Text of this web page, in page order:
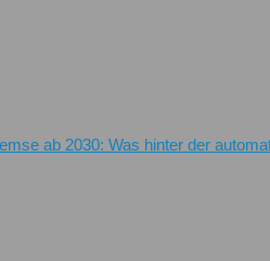
ab 2030: Was hinter der